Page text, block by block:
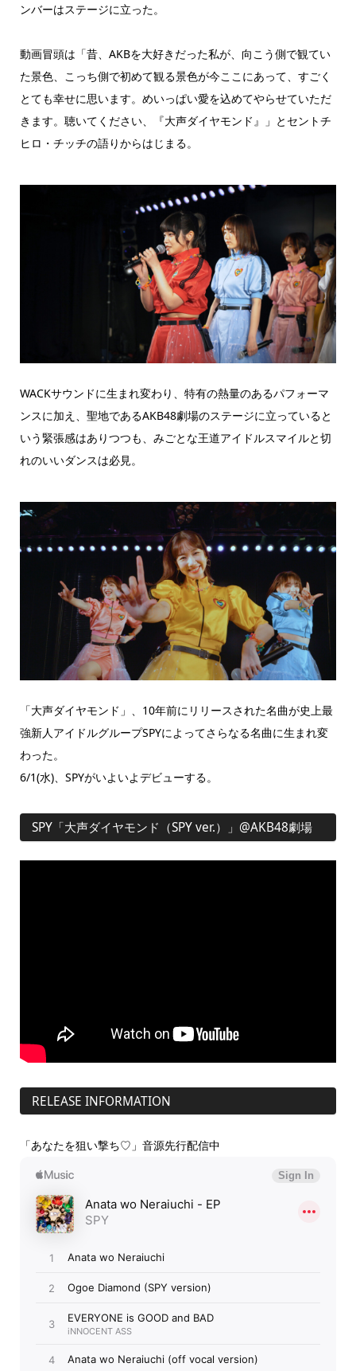
ンバーはステージに立った。
動画冒頭は「昔、AKBを大好きだった私が、向こう側で観てい
た景色、こっち側で初めて観る景色が今ここにあって、すごく
とても幸せに思います。めいっぱい愛を込めてやらせていただ
きます。聴いてください、『大声ダイヤモンド』」とセントチ
ヒロ・チッチの語りからはじまる。
WACKサウンドに生まれ変わり、特有の熱量のあるパフォーマ
ンスに加え、聖地であるAKB48劇場のステージに立っていると
いう緊張感はありつつも、みごとな王道アイドルスマイルと切
れのいいダンスは必見。
「大声ダイヤモンド」、10年前にリリースされた名曲が史上最
強新人アイドルグループSPYによってさらなる名曲に生まれ変
わった。
6/1(水)、SPYがいよいよデビューする。
SPY「大声ダイヤモンド（SPY ver.）」@AKB48劇場
RELEASE INFORMATION
「あなたを狙い撃ち♡」音源先行配信中